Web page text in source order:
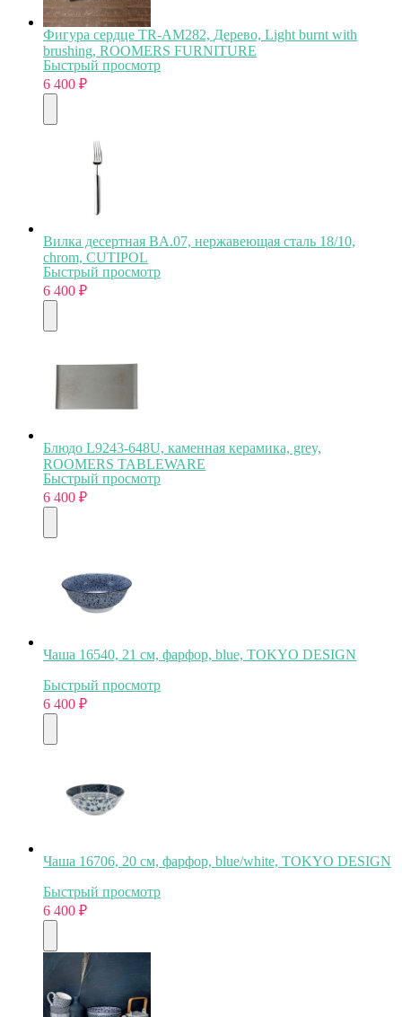
Фигура сердце TR-AM282, Дерево, Light burnt with
brushing, ROOMERS FURNITURE
Быстрый просмотр
6 400 ₽
Вилка десертная BA.07, нержавеющая сталь 18/10,
chrom, CUTIPOL
Быстрый просмотр
6 400 ₽
Блюдо L9243-648U, каменная керамика, grey,
ROOMERS TABLEWARE
Быстрый просмотр
6 400 ₽
Чаша 16540, 21 см, фарфор, blue, TOKYO DESIGN
Быстрый просмотр
6 400 ₽
Чаша 16706, 20 см, фарфор, blue/white, TOKYO DESIGN
Быстрый просмотр
6 400 ₽